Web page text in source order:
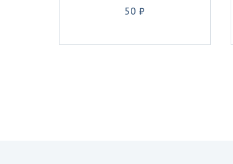
50 ₽